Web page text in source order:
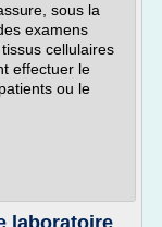
sous la
examens
cellulaires
effectuer le
ou le
laboratoire